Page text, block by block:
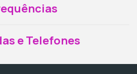
e Telefones